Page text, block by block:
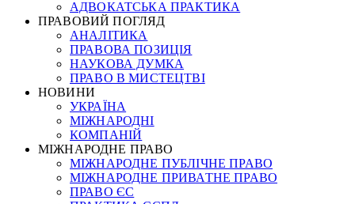
АДВОКАТСЬКА ПРАКТИКА
ПРАВОВИЙ ПОГЛЯД
АНАЛІТИКА
ПРАВОВА ПОЗИЦІЯ
НАУКОВА ДУМКА
ПРАВО В МИСТЕЦТВІ
НОВИНИ
УКРАЇНА
МІЖНАРОДНІ
КОМПАНІЙ
МІЖНАРОДНЕ ПРАВО
МІЖНАРОДНЕ ПУБЛІЧНЕ ПРАВО
МІЖНАРОДНЕ ПРИВАТНЕ ПРАВО
ПРАВО ЄС